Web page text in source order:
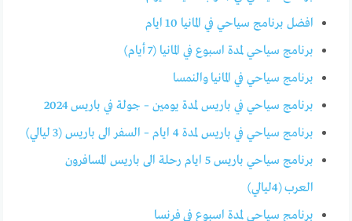
افضل برنامج سياحي في المانيا 10 ايام
برنامج سياحي لمدة اسبوع في المانيا (7 أيام)
برنامج سياحي في المانيا والنمسا
برنامج سياحي في باريس لمدة يومين – جولة في باريس 2024
برنامج سياحي في باريس لمدة 4 ايام – السفر الى باريس (3 ليالي)
برنامج سياحي باريس 5 ايام رحلة الى باريس المسافرون
العرب (4ليالي)
برنامج سياحي لمدة اسبوع في فرنسا